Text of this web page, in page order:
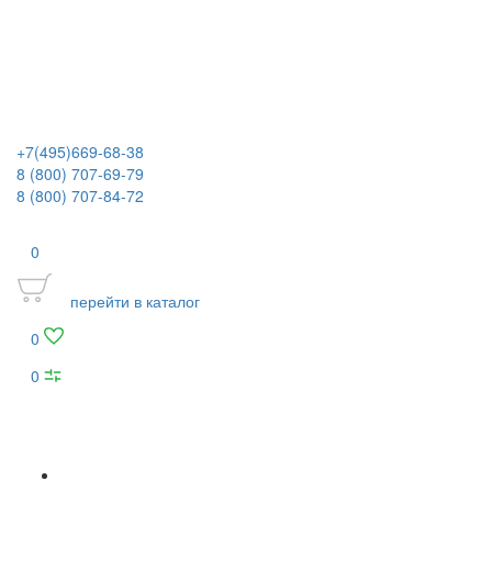
+7(495)669-68-38
8 (800) 707-69-79
8 (800) 707-84-72
0
перейти в каталог
0
0